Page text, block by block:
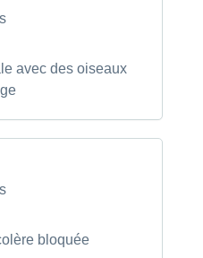
avec des oiseaux
bloquée